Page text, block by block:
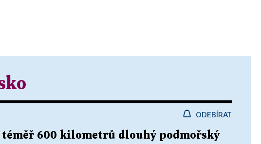
ODEBÍRAT
600 kilometrů dlouhý podmořský